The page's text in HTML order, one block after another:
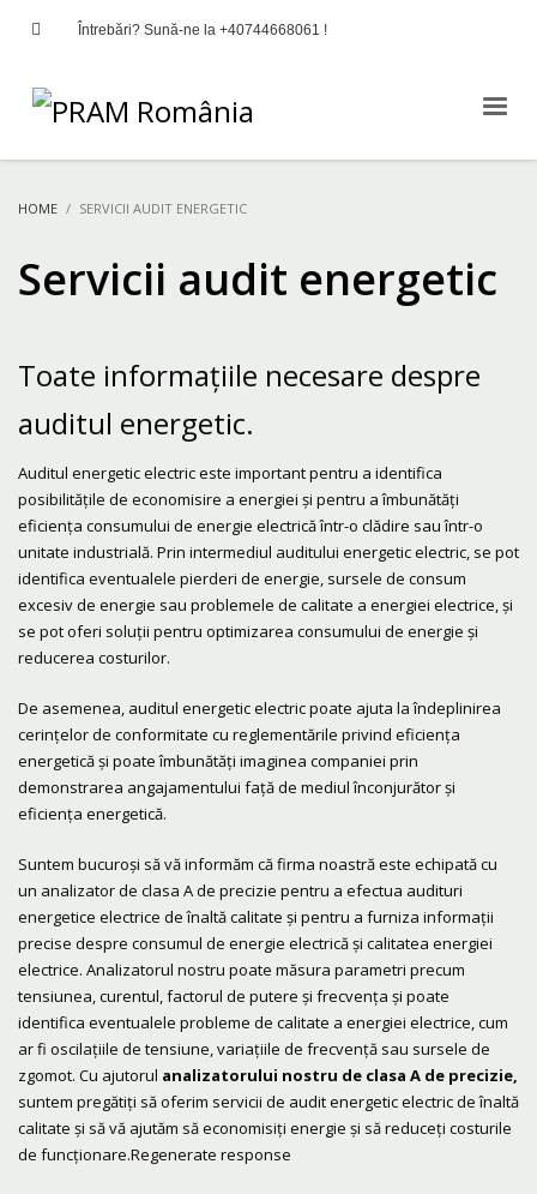
Întrebări? Sună-ne la +40744668061 !
HOME SERVICII AUDIT ENERGETIC
Servicii audit energetic
Toate informațiile necesare despre
auditul energetic.
Auditul energetic electric este important pentru a identifica
posibilitățile de economisire a energiei și pentru a îmbunătăți
eficiența consumului de energie electrică într-o clădire sau într-o
unitate industrială. Prin intermediul auditului energetic electric, se pot
identifica eventualele pierderi de energie, sursele de consum
excesiv de energie sau problemele de calitate a energiei electrice, și
se pot oferi soluții pentru optimizarea consumului de energie și
reducerea costurilor.
De asemenea, auditul energetic electric poate ajuta la îndeplinirea
cerințelor de conformitate cu reglementările privind eficiența
energetică și poate îmbunătăți imaginea companiei prin
demonstrarea angajamentului față de mediul înconjurător și
eficiența energetică.
Suntem bucuroși să vă informăm că firma noastră este echipată cu
un analizator de clasa A de precizie pentru a efectua audituri
energetice electrice de înaltă calitate și pentru a furniza informații
precise despre consumul de energie electrică și calitatea energiei
electrice. Analizatorul nostru poate măsura parametri precum
tensiunea, curentul, factorul de putere și frecvența și poate
identifica eventualele probleme de calitate a energiei electrice, cum
ar fi oscilațiile de tensiune, variațiile de frecvență sau sursele de
zgomot. Cu ajutorul analizatorului nostru de clasa A de precizie,
suntem pregătiți să oferim servicii de audit energetic electric de înaltă
calitate și să vă ajutăm să economisiți energie și să reduceți costurile
de funcționare.Regenerate response